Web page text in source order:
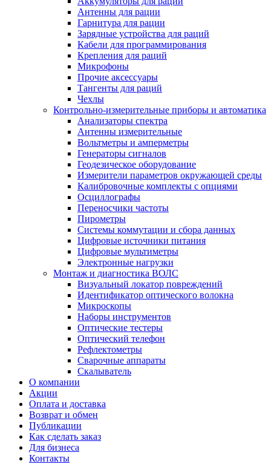
Антенны для рации
Гарнитура для рации
Зарядные устройства для раций
Кабели для программирования
Крепления для раций
Микрофоны
Прочие аксессуары
Тангенты для раций
Чехлы
Контрольно-измерительные приборы и автоматика
Анализаторы спектра
Антенны измерительные
Вольтметры и амперметры
Генераторы сигналов
Геодезическое оборудование
Измерители параметров окружающей среды
Калибровочные комплекты с опциями
Осциллографы
Переносчики частоты
Пирометры
Системы коммутации и сбора данных
Цифровые источники питания
Цифровые мультиметры
Электронные нагрузки
Монтаж и диагностика ВОЛС
Визуальный локатор повреждений
Идентификатор оптического волокна
Микроскопы
Наборы инструментов
Оптические тестеры
Оптический телефон
Рефлектометры
Сварочные аппараты
Скалыватель
О компании
Акции
Оплата и доставка
Возврат и обмен
Публикации
Как сделать заказ
Для бизнеса
Контакты